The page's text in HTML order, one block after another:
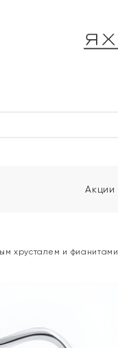
Акции
хрусталем и фианитами